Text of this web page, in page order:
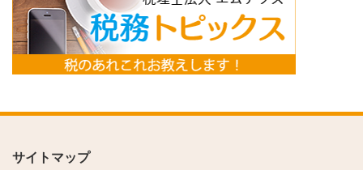
サイトマップ